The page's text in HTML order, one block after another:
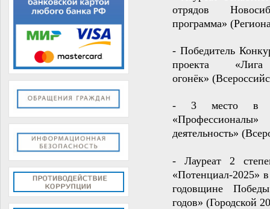
отрядов
программа»
- Победитель К
проекта
огонёк»
- 3 место
деятельность»
- Лауреат 2
«Потенциал-2025»
годовщине
годов» (Городской